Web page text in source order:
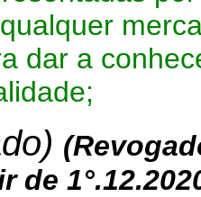
dar a
(
de